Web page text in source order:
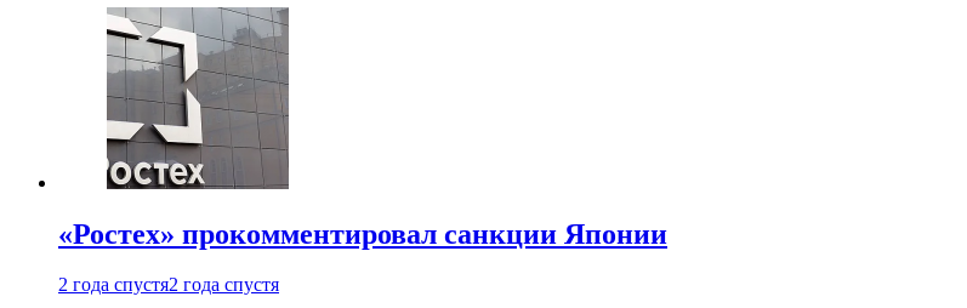
«Ростех» прокомментировал санкции Японии
2 года спустя2 года спустя